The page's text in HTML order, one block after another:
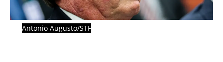
Antonio Augusto/STF